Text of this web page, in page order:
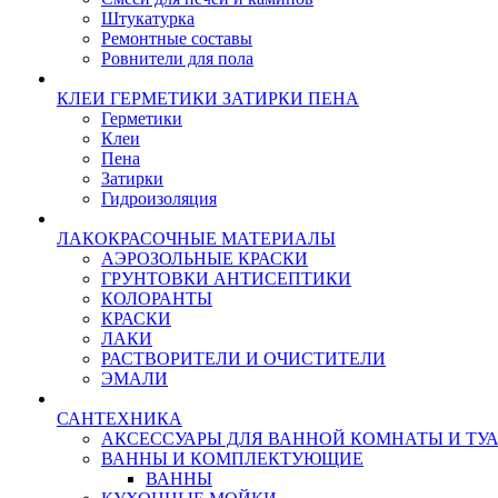
Штукатурка
Ремонтные составы
Ровнители для пола
КЛЕИ ГЕРМЕТИКИ ЗАТИРКИ ПЕНА
Герметики
Клеи
Пена
Затирки
Гидроизоляция
ЛАКОКРАСОЧНЫЕ МАТЕРИАЛЫ
АЭРОЗОЛЬНЫЕ КРАСКИ
ГРУНТОВКИ АНТИСЕПТИКИ
КОЛОРАНТЫ
КРАСКИ
ЛАКИ
РАСТВОРИТЕЛИ И ОЧИСТИТЕЛИ
ЭМАЛИ
САНТЕХНИКА
АКСЕССУАРЫ ДЛЯ ВАННОЙ КОМНАТЫ И
ВАННЫ И КОМПЛЕКТУЮЩИЕ
ВАННЫ